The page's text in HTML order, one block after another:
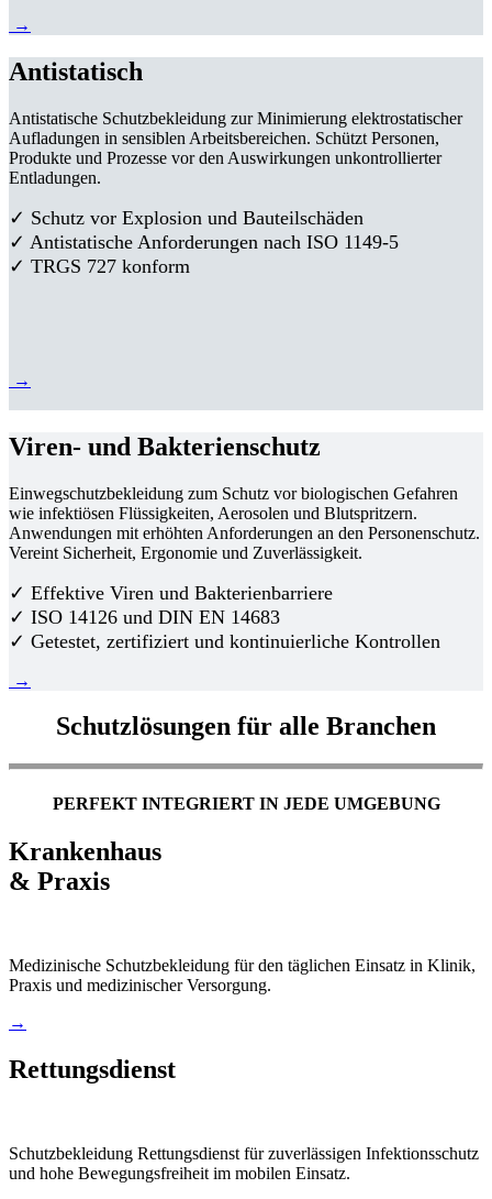
→
Antistatisch
Antistatische Schutzbekleidung zur Minimierung elektrostatischer
Aufladungen in sensiblen Arbeitsbereichen. Schützt Personen,
Produkte und Prozesse vor den Auswirkungen unkontrollierter
Entladungen.
✓ Schutz vor Explosion und Bauteilschäden
✓ Antistatische Anforderungen nach ISO 1149-5
✓ TRGS 727 konform
→
Viren- und Bakterienschutz
Einwegschutzbekleidung zum Schutz vor biologischen Gefahren
wie infektiösen Flüssigkeiten, Aerosolen und Blutspritzern.
Anwendungen mit erhöhten Anforderungen an den Personenschutz.
Vereint Sicherheit, Ergonomie und Zuverlässigkeit.
✓ Effektive Viren und Bakterienbarriere
✓ ISO 14126 und DIN EN 14683
✓ Getestet, zertifiziert und kontinuierliche Kontrollen
→
Schutzlösungen für alle Branchen
PERFEKT INTEGRIERT IN JEDE UMGEBUNG
Krankenhaus
& Praxis
Medizinische Schutzbekleidung für den täglichen Einsatz in Klinik,
Praxis und medizinischer Versorgung.
→
Rettungsdienst
Schutzbekleidung Rettungsdienst für zuverlässigen Infektionsschutz
und hohe Bewegungsfreiheit im mobilen Einsatz.